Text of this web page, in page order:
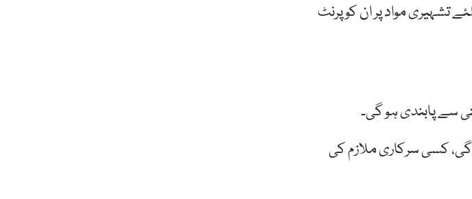
تشہیری مواد پر ان کو پرنٹ
سے پابندی ہو گی۔
گی، کسی سرکاری ملازم کی